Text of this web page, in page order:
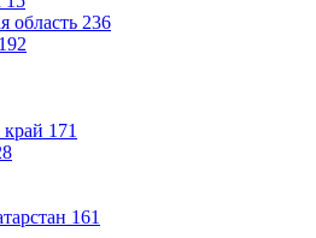
область 236
192
171
161